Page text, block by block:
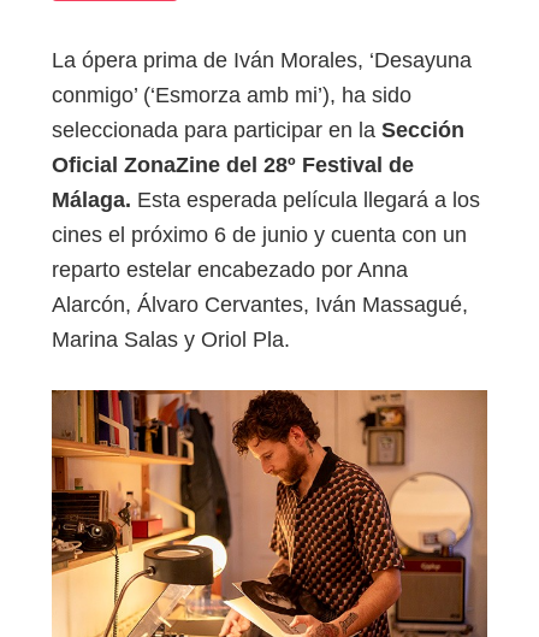
La ópera prima de Iván Morales, ‘Desayuna
conmigo’ (‘Esmorza amb mi’), ha sido
seleccionada para participar en la Sección
Oficial ZonaZine del 28º Festival de
Málaga. Esta esperada película llegará a los
cines el próximo 6 de junio y cuenta con un
reparto estelar encabezado por Anna
Alarcón, Álvaro Cervantes, Iván Massagué,
Marina Salas y Oriol Pla.